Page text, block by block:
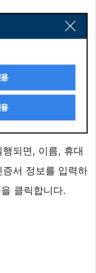
행되면, 이름, 휴대
서 정보를 입력하
클릭합니다.